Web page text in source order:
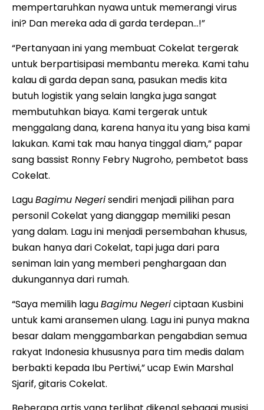
mempertaruhkan nyawa untuk memerangi virus
ini? Dan mereka ada di garda terdepan…!”
“Pertanyaan ini yang membuat Cokelat tergerak
untuk berpartisipasi membantu mereka. Kami tahu
kalau di garda depan sana, pasukan medis kita
butuh logistik yang selain langka juga sangat
membutuhkan biaya. Kami tergerak untuk
menggalang dana, karena hanya itu yang bisa kami
lakukan. Kami tak mau hanya tinggal diam,” papar
sang bassist Ronny Febry Nugroho, pembetot bass
Cokelat.
LaguBagimu Negerisendiri menjadi pilihan para
personil Cokelat yang dianggap memiliki pesan
yang dalam. Lagu ini menjadi persembahan khusus,
bukan hanya dari Cokelat, tapi juga dari para
seniman lain yang memberi penghargaan dan
dukungannya dari rumah.
“Saya memilih laguBagimu Negericiptaan Kusbini
untuk kami aransemen ulang. Lagu ini punya makna
besar dalam menggambarkan pengabdian semua
rakyat Indonesia khususnya para tim medis dalam
berbakti kepada Ibu Pertiwi,” ucap Ewin Marshal
Sjarif, gitaris Cokelat.